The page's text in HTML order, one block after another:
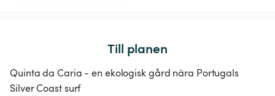
Till planen
Quinta da Caria - en ekologisk gård nära Portugals
Silver Coast surf